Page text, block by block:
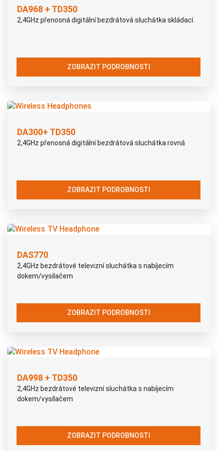
DA968 + TD350
2,4GHz přenosná digitální bezdrátová sluchátka skládací
ZOBRAZIT PODROBNOSTI
DA300+ TD350
2,4GHz přenosná digitální bezdrátová sluchátka rovná
ZOBRAZIT PODROBNOSTI
DAS770
2,4GHz bezdrátové televizní sluchátka s nabíjecím
dokem/vysílačem
ZOBRAZIT PODROBNOSTI
DA998 + TD350
2,4GHz bezdrátové televizní sluchátka s nabíjecím
dokem/vysílačem
ZOBRAZIT PODROBNOSTI